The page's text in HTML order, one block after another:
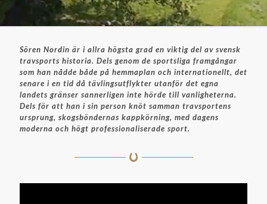
Sören Nordin är i allra högsta grad en viktig del av svensk
travsports historia. Dels genom de sportsliga framgångar
som han nådde både på hemmaplan och internationellt, det
senare i en tid då tävlingsutflykter utanför det egna
landets gränser sannerligen inte hörde till vanligheterna.
Dels för att han i sin person knöt samman travsportens
ursprung, skogsböndernas kappkörning, med dagens
moderna och högt professionaliserade sport.